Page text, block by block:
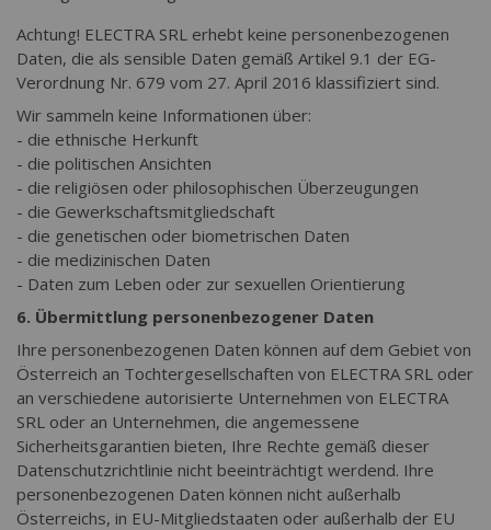
Achtung! ELECTRA SRL erhebt keine personenbezogenen
Daten, die als sensible Daten gemäß Artikel 9.1 der EG-
Verordnung Nr. 679 vom 27. April 2016 klassifiziert sind.
Wir sammeln keine Informationen über:
- die ethnische Herkunft
- die politischen Ansichten
- die religiösen oder philosophischen Überzeugungen
- die Gewerkschaftsmitgliedschaft
- die genetischen oder biometrischen Daten
- die medizinischen Daten
- Daten zum Leben oder zur sexuellen Orientierung
6. Übermittlung personenbezogener Daten
Ihre personenbezogenen Daten können auf dem Gebiet von
Österreich an Tochtergesellschaften von ELECTRA SRL oder
an verschiedene autorisierte Unternehmen von ELECTRA
SRL oder an Unternehmen, die angemessene
Sicherheitsgarantien bieten, Ihre Rechte gemäß dieser
Datenschutzrichtlinie nicht beeinträchtigt werdend. Ihre
personenbezogenen Daten können nicht außerhalb
Österreichs, in EU-Mitgliedstaaten oder außerhalb der EU